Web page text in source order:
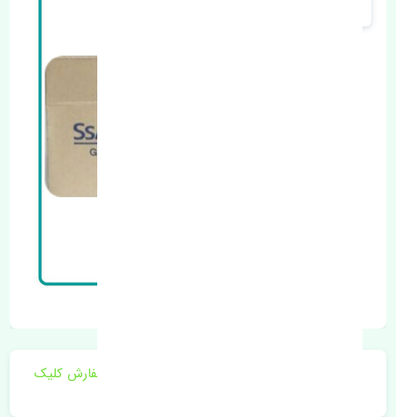
برای اطلاع از موجودی و قیمت به روز روی ثبت سفارش کلیک